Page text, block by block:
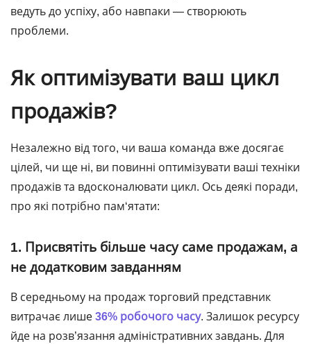
ведуть до успіху, або навпаки ― створюють
проблеми.
Як оптимізувати ваш цикл
продажів?
Незалежно від того, чи ваша команда вже досягає
цілей, чи ще ні, ви повинні оптимізувати ваші техніки
продажів та вдосконалювати цикл. Ось деякі поради,
про які потрібно пам‘ятати:
1. Присвятіть більше часу саме продажам, а
не додатковим завданням
В середньому на продаж торговий представник
витрачає лише36% робочого часу. Залишок ресурсу
йде на розв’язання адміністративних завдань. Для